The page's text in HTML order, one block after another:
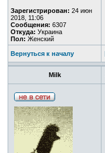
Зарегистрирован: 24 июн
2018, 11:06
Сообщения: 6307
Откуда: Украина
Пол: Женский
Вернуться к началу
Milk